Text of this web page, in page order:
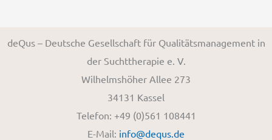
deQus – Deutsche Gesellschaft für Qualitätsmanagement in
der Suchttherapie e. V.
Wilhelmshöher Allee 273
34131 Kassel
Telefon: +49 (0)561 108441
E-Mail: info@dequs.de